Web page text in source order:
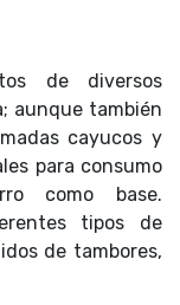
de diversos
aunque también
cayucos y
para consumo
como base.
tipos de
de tambores,